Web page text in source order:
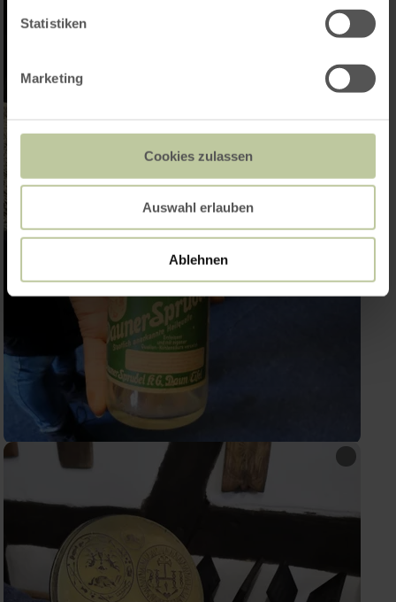
Statistiken
Marketing
Cookies zulassen
Auswahl erlauben
Ablehnen